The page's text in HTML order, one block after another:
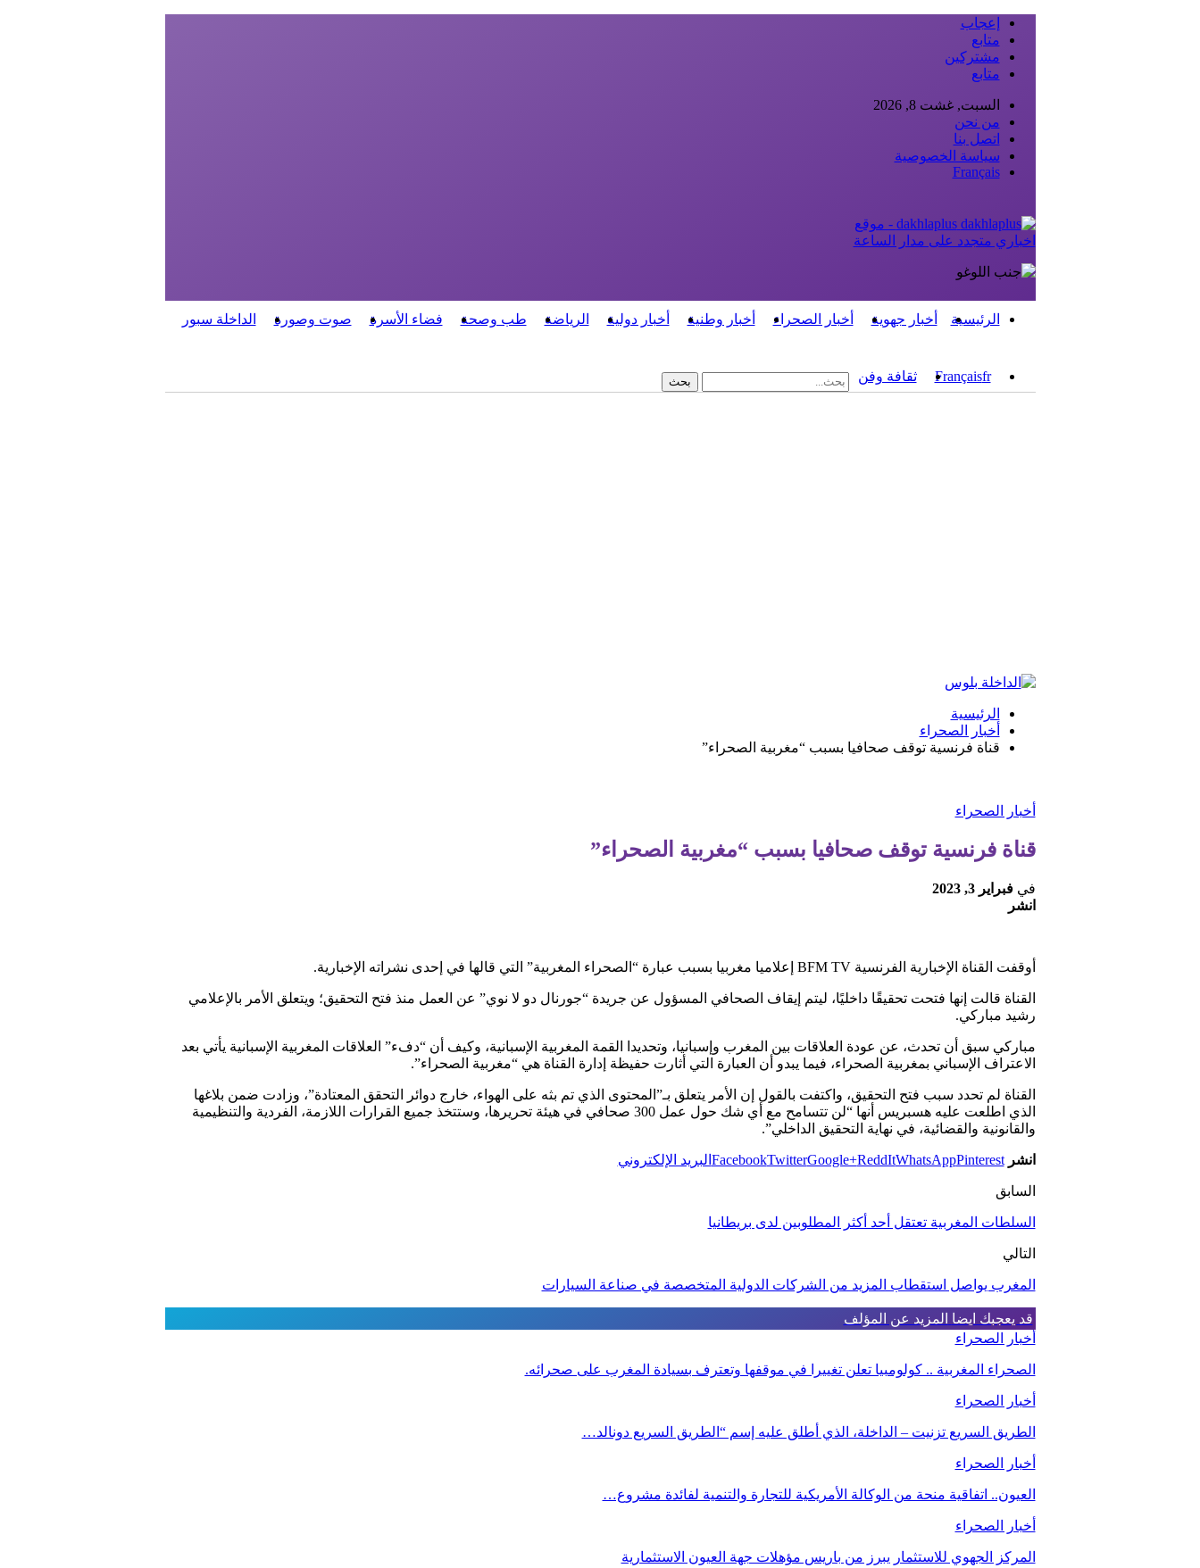
إعجاب
متابع
مشتركين
متابع
السبت, غشت 8, 2026
من نحن
اتصل بنا
سياسة الخصوصية
Français
dakhlaplus - موقع
اخباري متجدد على مدار الساعة
الرئيسية أخبار جهوية أخبار الصحراء أخبار وطنية أخبار دولية الرياضة طب وصحة فضاء الأسرة صوت وصورة الداخلة سبور
Françaisfr ثقافة وفن
الرئيسية
أخبار الصحراء
قناة فرنسية توقف صحافيا بسبب “مغربية الصحراء”
أخبار الصحراء
قناة فرنسية توقف صحافيا بسبب “مغربية الصحراء”
فيفبراير 3, 2023
انشر
أوقفت القناة الإخبارية الفرنسية BFM TV إعلاميا مغربيا بسبب عبارة “الصحراء المغربية” التي قالها في إحدى نشراته الإخبارية.
القناة قالت إنها فتحت تحقيقًا داخليًا، ليتم إيقاف الصحافي المسؤول عن جريدة “جورنال دو لا نوي” عن العمل منذ فتح التحقيق؛ ويتعلق الأمر بالإعلامي
رشيد مباركي.
مباركي سبق أن تحدث، عن عودة العلاقات بين المغرب وإسبانيا، وتحديدا القمة المغربية الإسبانية، وكيف أن “دفء” العلاقات المغربية الإسبانية يأتي بعد
الاعتراف الإسباني بمغربية الصحراء، فيما يبدو أن العبارة التي أثارت حفيظة إدارة القناة هي “مغربية الصحراء”.
القناة لم تحدد سبب فتح التحقيق، واكتفت بالقول إن الأمر يتعلق بـ”المحتوى الذي تم بثه على الهواء، خارج دوائر التحقق المعتادة”، وزادت ضمن بلاغها
الذي اطلعت عليه هسبريس أنها “لن تتسامح مع أي شك حول عمل 300 صحافي في هيئة تحريرها، وستتخذ جميع القرارات اللازمة، الفردية والتنظيمية
والقانونية والقضائية، في نهاية التحقيق الداخلي”.
انشر FacebookTwitterGoogle+ReddItWhatsAppPinterest البريد الإلكتروني
السابق
السلطات المغربية تعتقل أحد أكثر المطلوبين لدى بريطانيا
التالي
المغرب يواصل استقطاب المزيد من الشركات الدولية المتخصصة في صناعة السيارات
قد يعجبك ايضا المزيد عن المؤلف
أخبار الصحراء
الصحراء المغربية .. كولومبيا تعلن تغييرا في موقفها وتعترف بسيادة المغرب على صحرائه.
أخبار الصحراء
الطريق السريع تزنيت – الداخلة، الذي أطلق عليه إسم “الطريق السريع دونالد…
أخبار الصحراء
العيون.. اتفاقية منحة من الوكالة الأمريكية للتجارة والتنمية لفائدة مشروع…
أخبار الصحراء
المركز الجهوي للاستثمار يبرز من باريس مؤهلات جهة العيون الاستثمارية